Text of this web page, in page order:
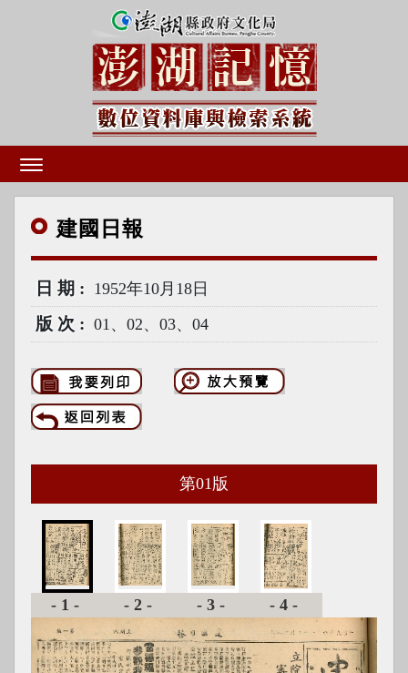
建國 日報
日期 1952年10月18日
版次 01、02、03、04
第01 版
-1- -2- -3- -4-